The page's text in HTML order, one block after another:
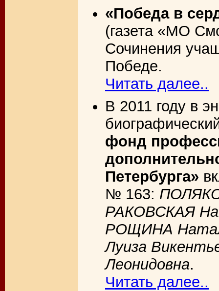
«Победа в
(газета «МО
Сочинения
Победе.
Читать далее..
В 2011 году в
фонд
Петербурга»
№ 163:
РАКОВСКАЯ
РОЩИНА
Луиза
Леонидовна.
Читать далее..